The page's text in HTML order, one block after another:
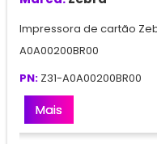
Impressora de cartão
A0A00200BR00
PN: Z31-A0A00200BR00
Mais